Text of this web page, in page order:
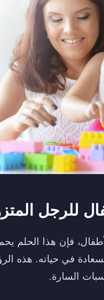
للرجل
فإن هذا الحلم
في حياته. هذه
السارة.